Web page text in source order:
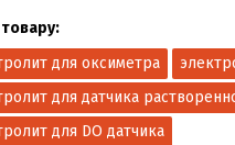
товару:
для оксиметра
для датчика
для DO датчика